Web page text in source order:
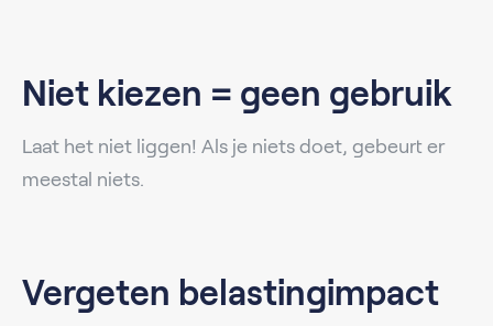
Niet kiezen = geen gebruik
Laat het niet liggen! Als je niets doet, gebeurt er
meestal niets.
Vergeten belastingimpact